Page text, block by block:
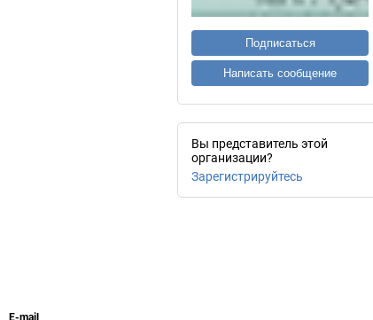
Подписаться
Написать сообщение
Вы представитель этой
организации?
Зарегистрируйтесь